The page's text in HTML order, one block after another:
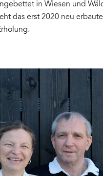
in Wiesen und
das erst 2020 neu